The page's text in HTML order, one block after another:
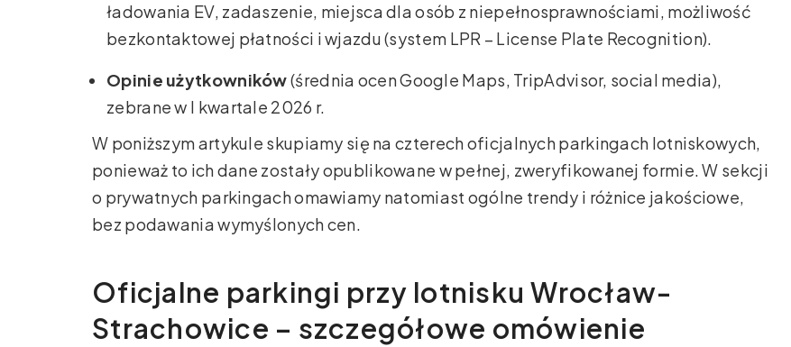
ładowania EV, zadaszenie, miejsca dla osób z niepełnosprawnościami, możliwość
bezkontaktowej płatności i wjazdu (system LPR – License Plate Recognition).
Opinie użytkowników(średnia ocen Google Maps, TripAdvisor, social media),
zebrane w I kwartale 2026 r.
W poniższym artykule skupiamy się na czterech oficjalnych parkingach lotniskowych,
ponieważ to ich dane zostały opublikowane w pełnej, zweryfikowanej formie. W sekcji
o prywatnych parkingach omawiamy natomiast ogólne trendy i różnice jakościowe,
bez podawania wymyślonych cen.
Oficjalne parkingi przy lotnisku Wrocław-
Strachowice – szczegółowe omówienie